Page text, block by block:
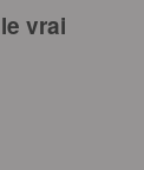
vrai